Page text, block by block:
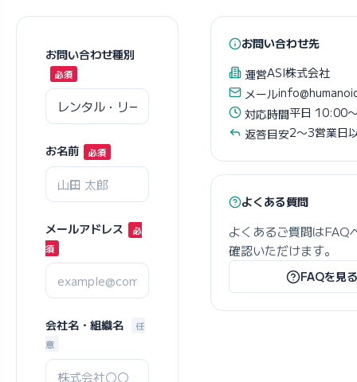
お問い合わせ種別
お名前
メールアドレス
会社名・組織名
任
意
お問い合わせ先
運営ASI株式会社
メール
対応時間平日 10:00
返答目安2〜3営業日
よくある質問
よくあるご質問はFAQ
確認いただけます。
FAQを見る